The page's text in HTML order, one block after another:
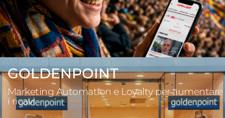
GOLDENPOINT
Marketing Automation e Loyalty per aumentare
i ricavi